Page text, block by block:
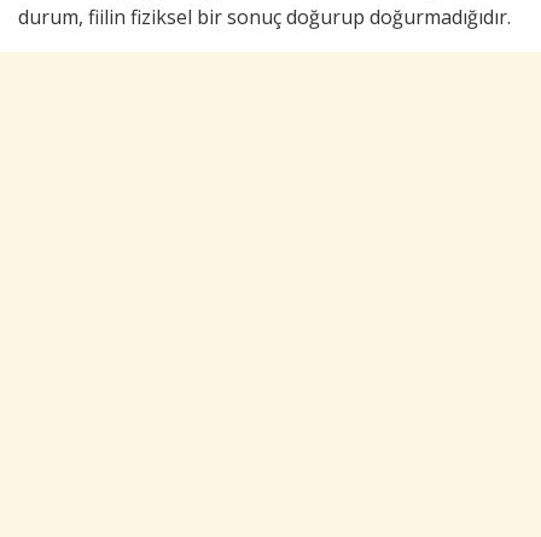
durum, fiilin fiziksel bir sonuç doğurup doğurmadığıdır.